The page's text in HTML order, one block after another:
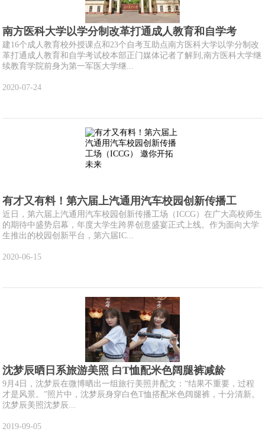
南方医科大学以学分制改革打通成人教育和自学考
建16个成人教育校外授课点和23个自考互助点南方医科大学以学分制改
革打通成人教育和自学考试校本部正门媒体记者了解到,南方医科大学继
续教育学院前身为第一军医大学继...
2020-07-24
有才又有料！第六届上汽通用汽车校园创新传播工
近日，第六届上汽通用汽车校园创新传播工场（ICCG）在广大高校师生
的期待中盛势启幕，年度大学生跨界创意盛宴正式上线。作为面向大学
生推出的校园创新平台，第六届IC...
2020-06-15
沈梦辰晒日系旅游美照 白T恤配米色阔腿裤减龄
9月4日，沈梦辰在微博晒出一组旅行美照并配文：“结果不重要，过程
才是风景。”照片中，沈梦辰身穿白色T恤搭配米色阔腿裤，十分清新。
沈梦辰美照沈梦辰...
2019-09-05